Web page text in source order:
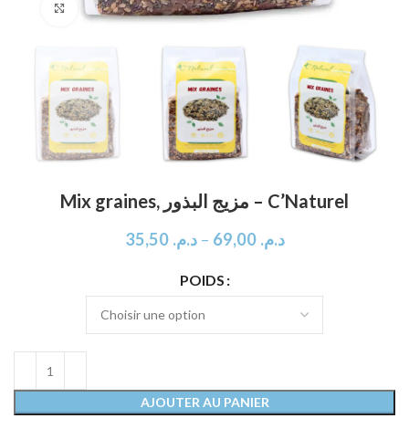
Click to enlarge
Mix graines, مزيج البذور – C’Naturel
د.م. 35,50 – د.م. 69,00
POIDS
AJOUTER AU PANIER